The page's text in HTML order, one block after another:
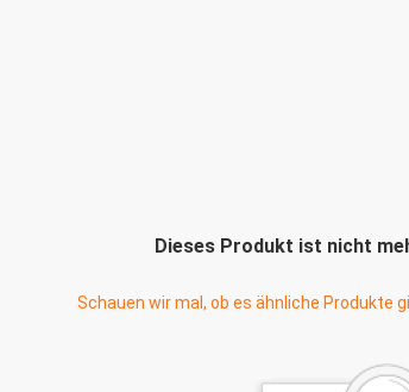
Dieses Produkt ist nicht
Schauen wir mal, ob es ähnliche Produkte